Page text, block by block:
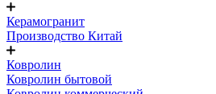
Керамогранит
Производство Китай
Ковролин
Ковролин бытовой